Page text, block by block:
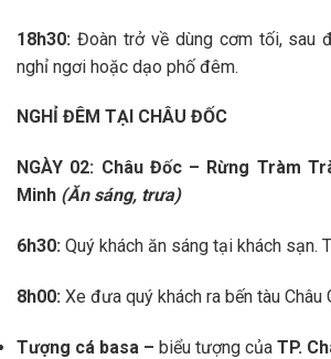
18h30: Đoàn trở về dùng cơm tối, sau
nghỉ ngơi hoặc dạo phố đêm.
NGHỈ ĐÊM TẠI CHÂU ĐỐC
NGÀY 02: Châu Đốc – Rừng Tràm
Minh (Ăn sáng, trưa)
6h30: Quý khách ăn sáng tại khách sạn.
8h00: Xe đưa quý khách ra bến tàu Châu
Tượng cá basa – biểu tượng của TP.